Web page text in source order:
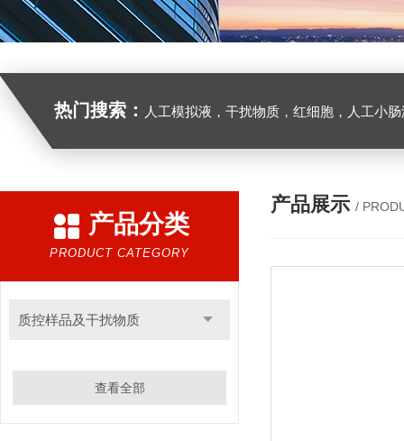
热门搜索： 人工模拟液，干扰物质，红细胞，人工小
产品分类
PRODUCT CATEGORY
质控样品及干扰物质
查看全部
产品展示 /